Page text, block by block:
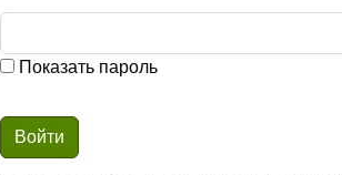
Показать пароль